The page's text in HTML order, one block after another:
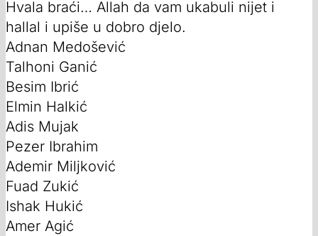
Hvala braći… Allah da vam ukabuli nijet i
hallal i upiše u dobro djelo.
Adnan Medošević
Talhoni Ganić
Besim Ibrić
Elmin Halkić
Adis Mujak
Pezer Ibrahim
Ademir Miljković
Fuad Zukić
Ishak Hukić
Amer Agić